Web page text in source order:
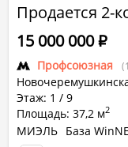
Продается 2-
Профсоюзная
Этаж: 1 / 9
Площадь: 37,2 м2
15 000 000Р
МИЭЛЬ База